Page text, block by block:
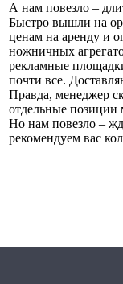
А нам повезло –
Быстро вышли на
ценам на аренду и
ножничных
рекламные
почти все.
Правда, менеджер
отдельные позиции
Но нам повезло –
рекомендуем вас